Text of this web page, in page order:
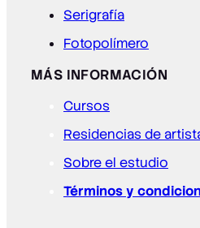
Serigrafía
Fotopolímero
MÁS INFORMACIÓN
Cursos
Residencias de
Sobre el estudio
Términos y